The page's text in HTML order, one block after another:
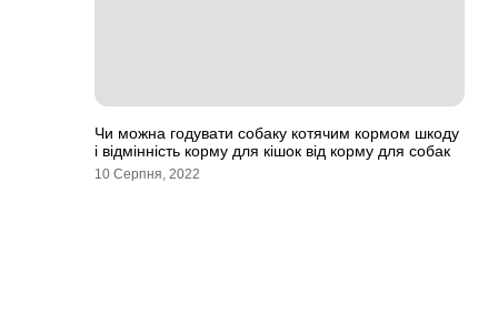
Чи можна годувати собаку котячим кормом шкоду
і відмінність корму для кішок від корму для собак
10 Серпня, 2022